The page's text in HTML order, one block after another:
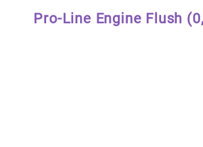
Pro-Line Engine Flush